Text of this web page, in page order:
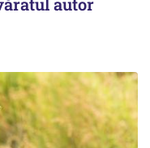
autor